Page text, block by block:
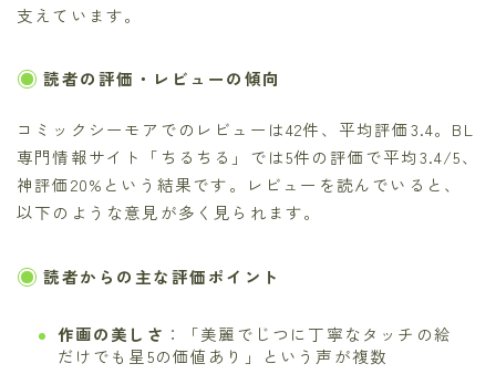
支えています。
読者の評価・レビューの傾向
コミックシーモアでのレビューは42件、平均評価3.4。BL
専門情報サイト「ちるちる」では5件の評価で平均3.4/5、
神評価20%という結果です。レビューを読んでいると、
以下のような意見が多く見られます。
読者からの主な評価ポイント
作画の美しさ ：「美麗でじつに丁寧なタッチの絵
だけでも星5の価値あり」という声が複数